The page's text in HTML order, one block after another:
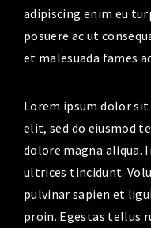
adipiscing enim eu
posuere ac ut
et malesuada fames
Lorem ipsum dolor
elit, sed do eiusmod
dolore magna aliqua.
ultrices tincidunt.
pulvinar sapien et
proin. Egestas tellus